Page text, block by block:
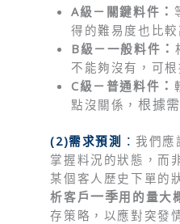
A級－關鍵料件 ：
得的難易度也比
B級－一般料件 ：
不能夠沒有，可
C級－普通料件 ：
點沒關係，根據
(2)需求預測 ：我們應
掌握料況的狀態，而
某個客人歷史下單的
析客戶一季用的量大
存策略，以應對突發